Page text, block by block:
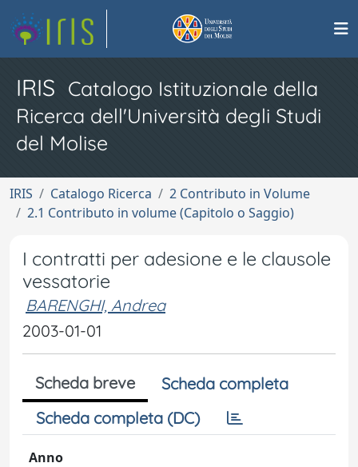
IRIS Catalogo Istituzionale della
Ricerca dell'Università degli Studi
del Molise
IRIS Catalogo Ricerca
2 Contributo in Volume
2.1 Contributo in volume (Capitolo o Saggio)
I contratti per adesione e le clausole
vessatorie
BARENGHI, Andrea
2003-01-01
Scheda breve
Scheda completa
Scheda completa (DC)
Anno